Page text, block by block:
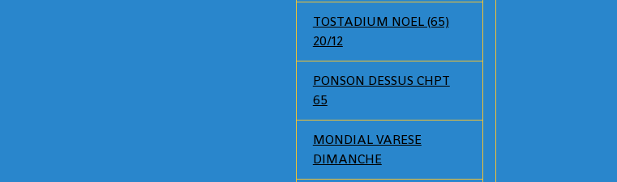
TOSTADIUM NOEL (65)
20/12
PONSON DESSUS CHPT
65
MONDIAL VARESE
DIMANCHE